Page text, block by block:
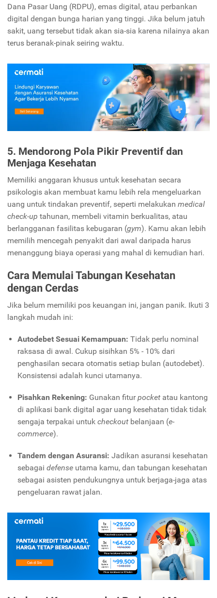
Dana Pasar Uang (RDPU), emas digital, atau perbankan
digital dengan bunga harian yang tinggi. Jika belum jatuh
sakit, uang tersebut tidak akan sia-sia karena nilainya akan
terus beranak-pinak seiring waktu.
5. Mendorong Pola Pikir Preventif dan
Menjaga Kesehatan
Memiliki anggaran khusus untuk kesehatan secara
psikologis akan membuat kamu lebih rela mengeluarkan
uang untuk tindakan preventif, seperti melakukan medical
check-up tahunan, membeli vitamin berkualitas, atau
berlangganan fasilitas kebugaran (gym). Kamu akan lebih
memilih mencegah penyakit dari awal daripada harus
menanggung biaya operasi yang mahal di kemudian hari.
Cara Memulai Tabungan Kesehatan
dengan Cerdas
Jika belum memiliki pos keuangan ini, jangan panik. Ikuti 3
langkah mudah ini:
Autodebet Sesuai Kemampuan: Tidak perlu nominal
raksasa di awal. Cukup sisihkan 5% - 10% dari
penghasilan secara otomatis setiap bulan (autodebet).
Konsistensi adalah kunci utamanya.
Pisahkan Rekening: Gunakan fiturpocketatau kantong
di aplikasi bank digital agar uang kesehatan tidak tidak
sengaja terpakai untuk checkoutbelanjaan (e-
commerce).
Tandem dengan Asuransi: Jadikan asuransi kesehatan
sebagai defenseutama kamu, dan tabungan kesehatan
sebagai asisten pendukungnya untuk berjaga-jaga atas
pengeluaran rawat jalan.